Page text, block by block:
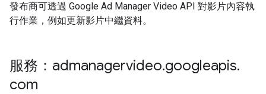
發布商可透過 Google Ad Manager Video API 對影片內容執
行作業，例如更新影片中繼資料。
服務：admanagervideo.googleapis.
com